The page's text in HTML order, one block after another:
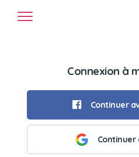
Connexion à
Continuer
Continuer